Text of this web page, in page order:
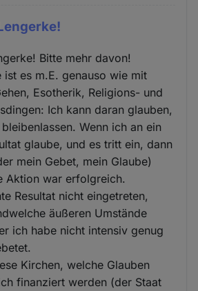
Bitte mehr davon!
es m.E. genauso wie mit
Esotherik, Religions- und
Ich kann daran glauben,
Wenn ich an ein
glaube, und es tritt ein, dann
mein Gebet, mein Glaube)
Aktion war erfolgreich.
Resultat nicht eingetreten,
äußeren Umstände
ich habe nicht intensiv genug
Kirchen, welche Glauben
finanziert werden (der Staat